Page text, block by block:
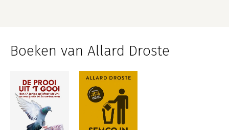
Boeken van Allard Droste